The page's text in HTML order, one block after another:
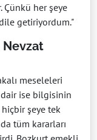
Çünkü her şeye
getiriyordum."
Nevzat
meseleleri
ise bilgisinin
hiçbir şeye tek
tüm kararları